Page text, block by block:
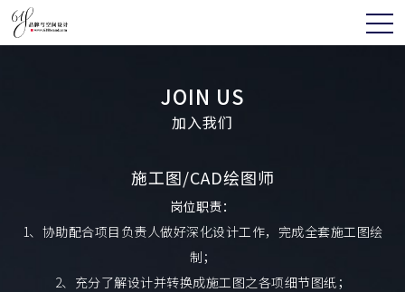
JOIN US
加入我们
施工图/CAD绘图师
岗位职责：
1、协助配合项目负责人做好深化设计工作，完成全套施工图绘
制；
2、充分了解设计并转换成施工图之各项细节图纸；